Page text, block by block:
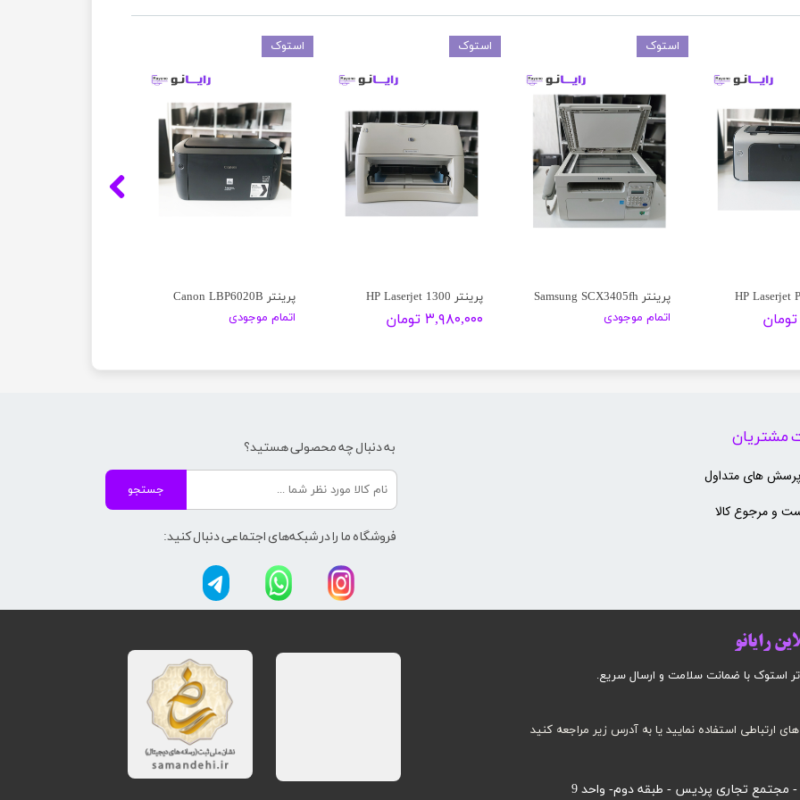
پرینتر Canon LBP6020B
اتمام موجودی
استوک
پرینتر HP Laserjet 1300
۳,۹۸۰,۰۰۰ تومان
استوک
پرینتر Samsung SCX3405fh
اتمام موجودی
استوک
ارتباطی استفاده نمایید یا به آدرس زیر مراجعه کنید
- مجتمع تجاری پردیس - طبقه دوم- واحد 9
استوک با ضمانت سلامت و ارسال سریع.​​​​​​​​​​​​​​
رایانو
مشتریان به دنبال چه محصولی هستید؟
جستجو
فروشگاه ما را در شبکه‌های اجتماعی دنبال کنید:
های متداول
و مرجوع کالا